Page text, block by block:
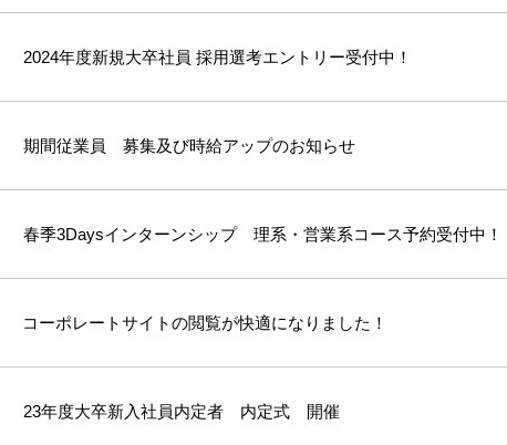
2024年度新規大卒社員 採用選考エントリー受付中！
期間従業員 募集及び時給アップのお知らせ
春季3Daysインターンシップ 理系・営業系コース予約受付中！
コーポレートサイトの閲覧が快適になりました！
23年度大卒新入社員内定者 内定式 開催